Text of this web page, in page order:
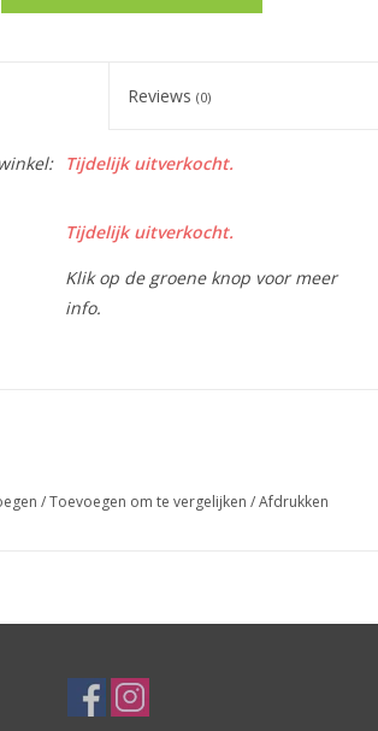
Reviews (0)
Tijdelijk uitverkocht.
Tijdelijk uitverkocht.
Klik op de groene knop voor meer
info.
/Toevoegen om te vergelijken /Afdrukken